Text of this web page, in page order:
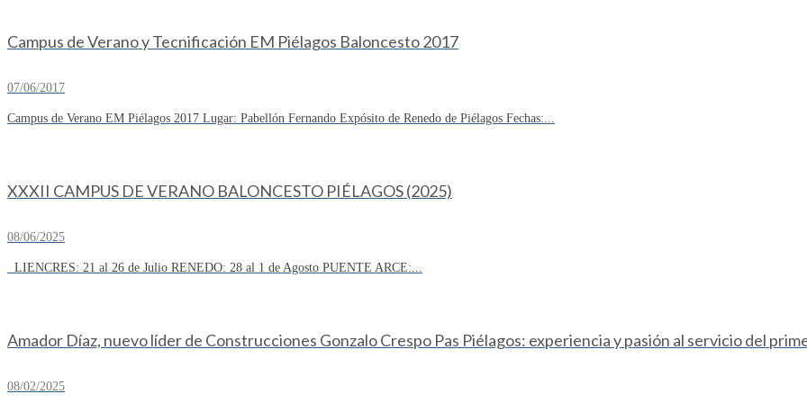
Campus de Verano y Tecnificación EM Piélagos Baloncesto 2017
07/06/2017
Campus de Verano EM Piélagos 2017 Lugar: Pabellón Fernando Expósito de Renedo de Piélagos Fechas:...
XXXII CAMPUS DE VERANO BALONCESTO PIÉLAGOS (2025)
08/06/2025
LIENCRES: 21 al 26 de Julio RENEDO: 28 al 1 de Agosto PUENTE ARCE:...
Amador Díaz, nuevo líder de Construcciones Gonzalo Crespo Pas Piélagos: experiencia y pasión al servicio del
08/02/2025